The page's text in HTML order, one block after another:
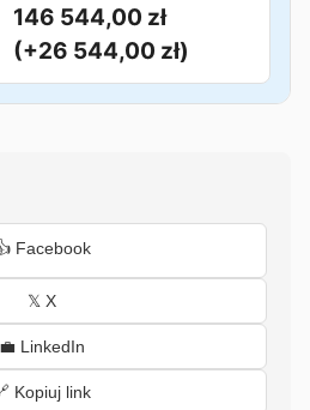
146 544,00 zł
(+26 544,00 zł)
Facebook
𝕏 X
💼 LinkedIn
Kopiuj link